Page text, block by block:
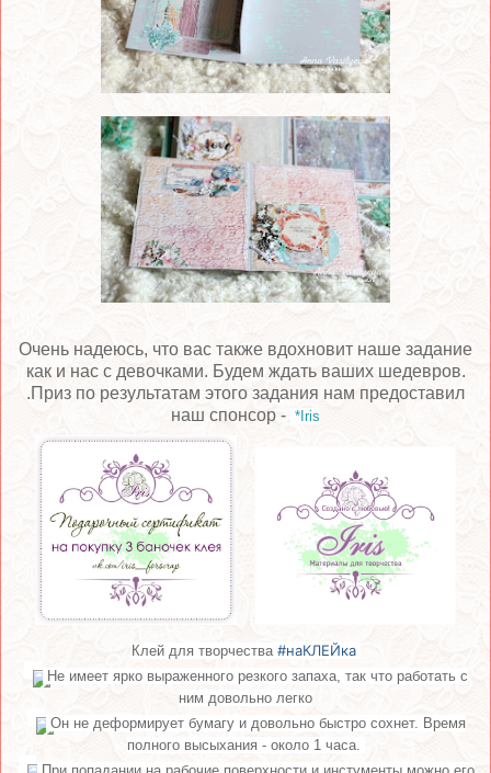
Очень надеюсь, что вас также вдохновит наше задание
как и нас с девочками. Будем ждать ваших шедевров.
.Приз по результатам этого задания нам предоставил
наш спонсор - *Iris
Клей для творчества #наКЛЕЙка
Не имеет ярко выраженного резкого запаха, так что работать с
ним довольно легко
Он не деформирует бумагу и довольно быстро сохнет. Время
полного высыхания - около 1 часа.